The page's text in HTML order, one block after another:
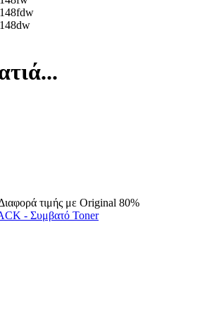
τιμής με Original 80%
- Συμβατό Toner